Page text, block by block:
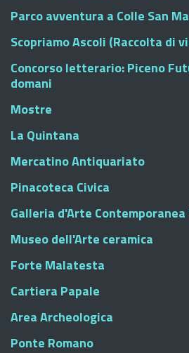
Parco avventura a Colle San
Scopriamo Ascoli (Raccolta di
Concorso letterario: Piceno
domani
Mostre
La Quintana
Mercatino Antiquariato
Pinacoteca Civica
Galleria d'Arte Contemporanea
Museo dell'Arte ceramica
Forte Malatesta
Cartiera Papale
Area Archeologica
Ponte Romano